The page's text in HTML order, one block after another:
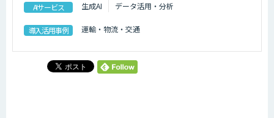
AIサービス 生成AI データ活用・分析
導入活用事例 運輸・物流・交通